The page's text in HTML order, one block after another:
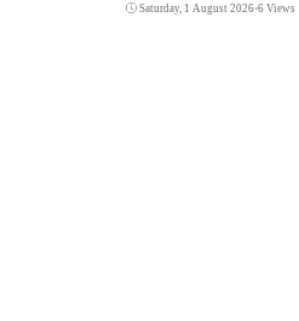
Saturday, 1 August 2026•6 Views